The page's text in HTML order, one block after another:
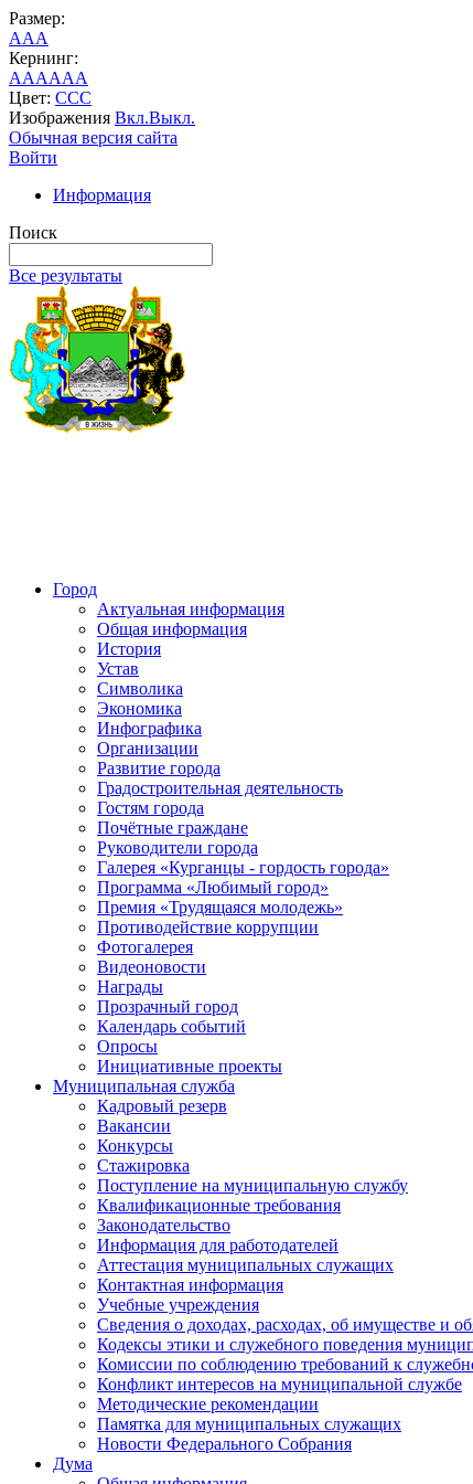
Размер:
AAA
Кернинг:
AAAAAA
Цвет: CCC
Изображения Вкл.Выкл.
Обычная версия сайта
Войти
Информация
Поиск
Все результаты
Город
Актуальная информация
Общая информация
История
Устав
Символика
Экономика
Инфографика
Организации
Развитие города
Градостроительная деятельность
Гостям города
Почётные граждане
Руководители города
Галерея «Курганцы - гордость города»
Программа «Любимый город»
Премия «Трудящаяся молодежь»
Противодействие коррупции
Фотогалерея
Видеоновости
Награды
Прозрачный город
Календарь событий
Опросы
Инициативные проекты
Муниципальная служба
Кадровый резерв
Вакансии
Конкурсы
Стажировка
Поступление на муниципальную службу
Квалификационные требования
Законодательство
Информация для работодателей
Аттестация муниципальных служащих
Контактная информация
Учебные учреждения
Сведения о доходах, расходах, об имуществе и
Кодексы этики и служебного поведения
Комиссии по соблюдению требований к
Конфликт интересов на муниципальной службе
Методические рекомендации
Памятка для муниципальных служащих
Новости Федерального Cобрания
Дума